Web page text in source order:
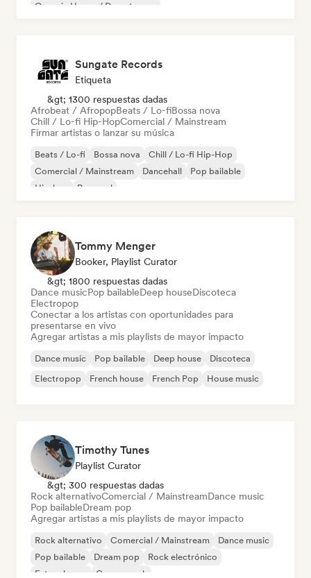
Organic House / Downtempo
Sungate Records
Etiqueta
&gt; 1300 respuestas dadas
Afrobeat / AfropopBeats / Lo-fiBossa nova
Chill / Lo-fi Hip-HopComercial / Mainstream
Firmar artistas o lanzar su música
Beats / Lo-fi Bossa nova
Chill / Lo-fi Hip-Hop
Comercial / Mainstream
Dancehall
Pop bailable
Hip-hop
Pop soul
Tommy Menger
Booker, Playlist Curator
&gt; 1800 respuestas dadas
Dance musicPop bailableDeep houseDiscoteca
Electropop
Conectar a los artistas con oportunidades para
presentarse en vivo
Agregar artistas a mis playlists de mayor impacto
Dance music Pop bailable Deep house
Discoteca
Electropop
French house French Pop House music
Timothy Tunes
Playlist Curator
&gt; 300 respuestas dadas
Rock alternativoComercial / MainstreamDance music
Pop bailableDream pop
Agregar artistas a mis playlists de mayor impacto
Rock alternativo Comercial / Mainstream
Dance music
Pop bailable
Dream pop
Rock electrónico
Future house
Garage rock